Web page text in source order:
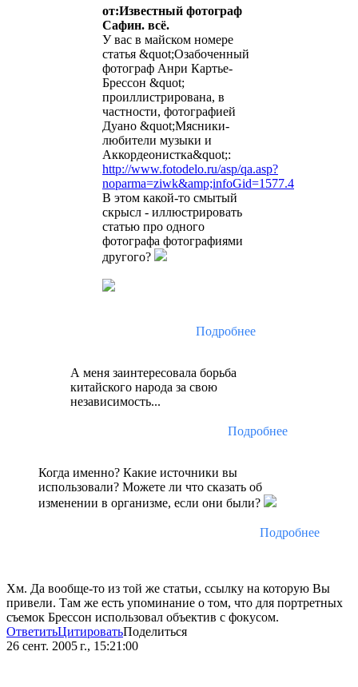
от:Известный фотограф
Сафин. всё.
У вас в майском номере
статья &quot;Озабоченный
фотограф Анри Картье-
Брессон &quot;
проиллистрирована, в
частности, фотографией
Дуано &quot;Мясники-
любители музыки и
Аккордеонистка&quot;:
http://www.fotodelo.ru/asp/qa.asp?
noparma=ziwk&amp;infoGid=1577.4
В этом какой-то смытый
скрысл - иллюстрировать
статью про одного
фотографа фотографиями
другого?
Подробнее
А меня заинтересовала борьба
китайского народа за свою
независимость...
Подробнее
Когда именно? Какие источники вы
использовали? Можете ли что сказать об
изменении в организме, если они были?
Подробнее
Хм. Да вообще-то из той же статьи, ссылку на которую Вы
привели. Там же есть упоминание о том, что для портретных
съемок Брессон использовал объектив с фокусом.
ОтветитьЦитироватьПоделиться
26 сент. 2005 г., 15:21:00